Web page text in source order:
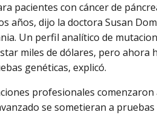
pacientes con cáncer de
años, dijo la doctora Susan
Un perfil analítico de
miles de dólares, pero
genéticas, explicó.
profesionales
se sometieran a